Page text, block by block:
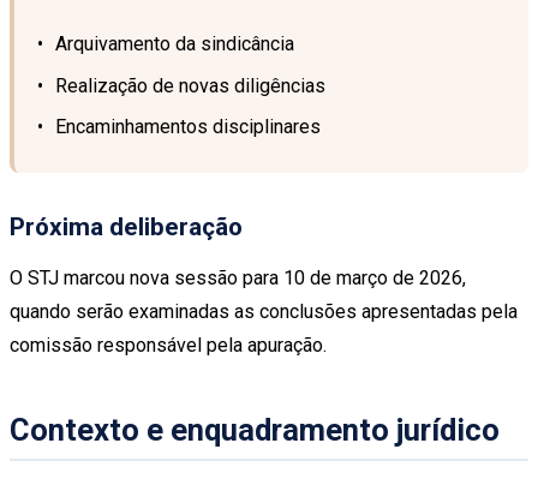
Arquivamento da sindicância
Realização de novas diligências
Encaminhamentos disciplinares
Próxima deliberação
O STJ marcou nova sessão para 10 de março de 2026,
quando serão examinadas as conclusões apresentadas pela
comissão responsável pela apuração.
Contexto e enquadramento jurídico